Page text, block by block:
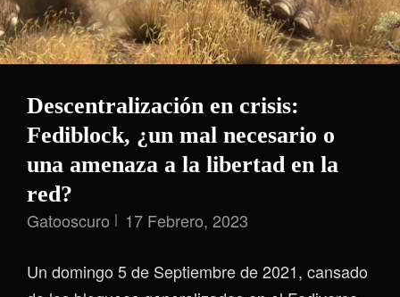
Descentralización en crisis:
Fediblock, ¿un mal necesario o
una amenaza a la libertad en la
red?
Gatooscuro 17 Febrero, 2023
Un domingo 5 de Septiembre de 2021, cansado